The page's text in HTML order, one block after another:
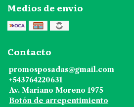
Medios de envío
Contacto
promosposadas@gmail.com
+543764220631
Av. Mariano Moreno 1975
Botón de arrepentimiento